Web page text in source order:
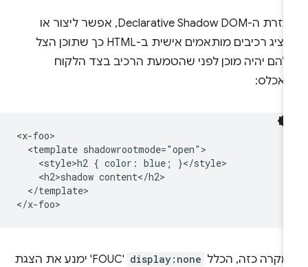
בעזרת ה-Declarative Shadow DOM, אפשר ליצור או
להציג רכיבים מותאמים אישית ב-HTML כך שתוכן הצל
יהיה מוכן לפני שהטמעת הרכיב בצד הלקוח
<x-foo>
  <template shadowrootmode="open">
    <style>h2 { color: blue; }</style>
    <h2>shadow content</h2>
  </template>
כזה, הכלל display:none
'FOUC' ימנע את הצגת